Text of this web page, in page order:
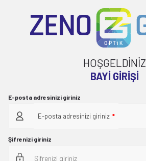
HOŞGELDİNİZ
BAYI GIRIŞI
E-posta adresinizi giriniz
E-posta adresinizi giriniz *
Şifrenizi giriniz